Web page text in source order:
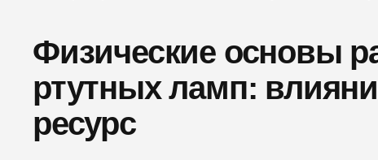
Физические основы
ртутных ламп:
ресурс